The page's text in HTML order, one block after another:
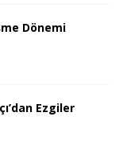
Dönemi
Ezgiler